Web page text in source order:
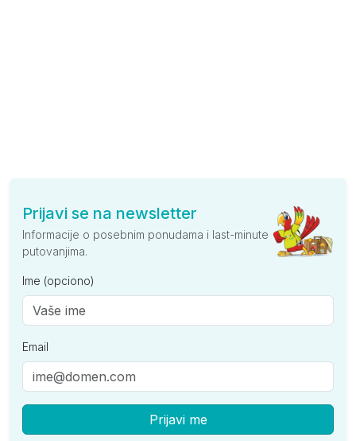
Prijavi se na newsletter
Informacije o posebnim ponudama i last-minute
putovanjima.
Ime (opciono)
Email
Prijavi me